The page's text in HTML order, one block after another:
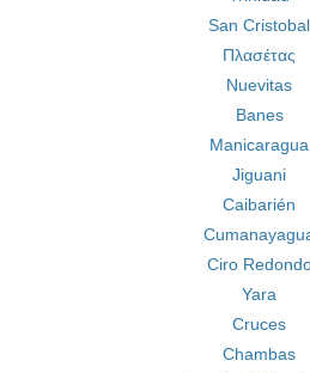
San Cristobal
Πλασέτας
Nuevitas
Banes
Manicaragua
Jiguani
Caibarién
Ciro
Yara
Cruces
Chambas